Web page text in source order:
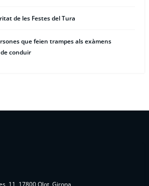
de les Festes del Tura
que feien trampes als exàmens
conduir
11, 17800 Olot, Girona